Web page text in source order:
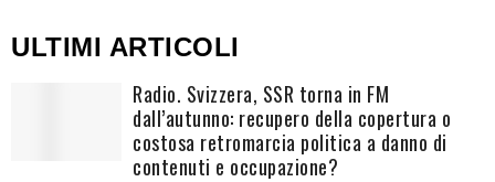
ULTIMI ARTICOLI
Radio. Svizzera, SSR torna in FM
dall’autunno: recupero della copertura o
costosa retromarcia politica a danno di
contenuti e occupazione?